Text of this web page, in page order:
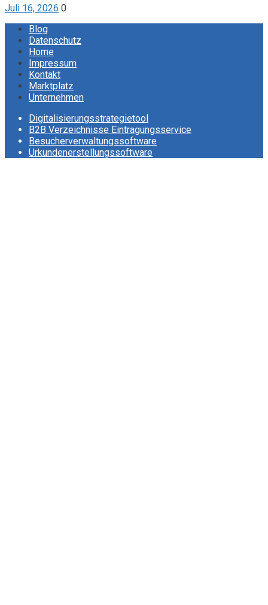
Juli 16, 2026 0
Blog
Datenschutz
Home
Impressum
Kontakt
Marktplatz
Unternehmen
Digitalisierungsstrategietool
B2B Verzeichnisse Eintragungsservice
Besucherverwaltungssoftware
Urkundenerstellungssoftware